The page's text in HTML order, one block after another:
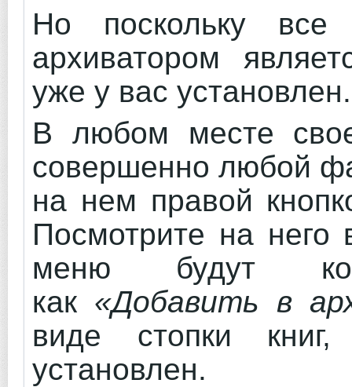
Но поскольку
архиватором
уже у вас
В любом месте
совершенно любой
на нем правой
Посмотрите на него
меню будут
как «Добавить в
виде стопки
установлен.